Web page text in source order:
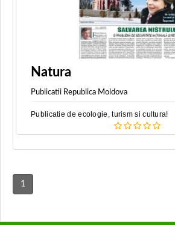
Natura
Publicatii Republica Moldova
Publicatie de ecologie, turism si cultura!
1